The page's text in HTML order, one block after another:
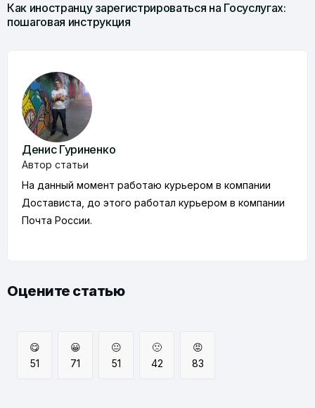
Как иностранцу зарегистрироваться на Госуслугах:
пошаговая инструкция
Денис Гуриненко
Автор статьи
На данный момент работаю курьером в компании
Достависта, до этого работал курьером в компании
Почта России.
Оцените статью
😋
51
😀
71
😐
51
🙁
42
😡
83